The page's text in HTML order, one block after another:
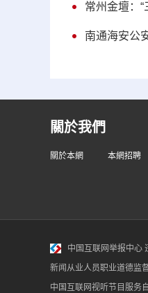
常州金壇：
南通海安公
關於我們
關於本網 本網招聘
中国互联网举报中心
新闻从业人员职业道德监
中国互联网视听节目服务